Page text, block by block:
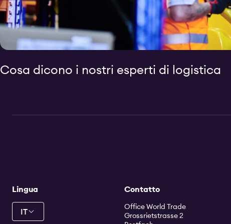
Cosa dicono i nostri esperti di logistica
Lingua
IT
Contatto
Office World Trade
Grossrietstrasse 2